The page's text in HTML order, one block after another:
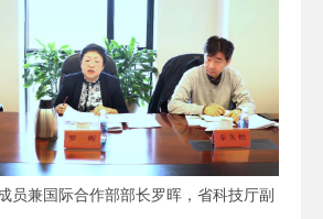
员兼国际合作部部长罗晖，省科技厅副